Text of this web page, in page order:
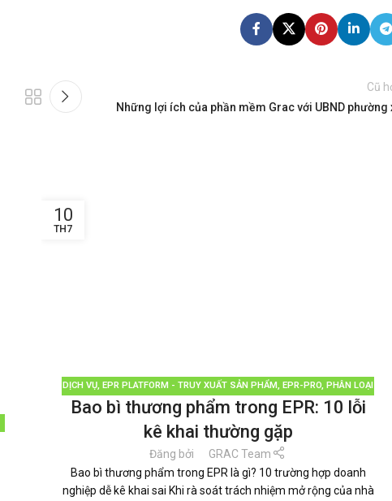
Cũ
Những lợi ích của phần mềm Grac với UBND phường
10
TH7
DỊCH VỤ, EPR PLATFORM - TRUY XUẤT SẢN PHẨM, EPR-PRO, PHÂN LOẠI
RÁC,QUẢN LÝ RÁC THẢI, TÁI CHẾ TÁI SỬ DỤNG,
THƯƠNG HIỆU BỀN
Bao bì thương phẩm trong EPR: 10 lỗi
kê khai thường gặp
Đăng bởi
GRAC Team
Bao bì thương phẩm trong EPR là gì? 10 trường hợp doanh
nghiệp dễ kê khai sai Khi rà soát trách nhiệm mở rộng của nhà